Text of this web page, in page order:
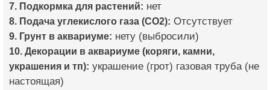
7. Подкормка для растений: нет
8. Подача углекислого газа (CO2): Отсутствует
9. Грунт в аквариуме: нету (выбросили)
10. Декорации в аквариуме (коряги, камни,
украшения и тп): украшение (грот) газовая труба (не
настоящая)